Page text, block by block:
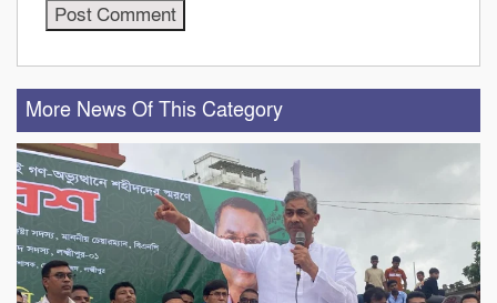
More News Of This Category